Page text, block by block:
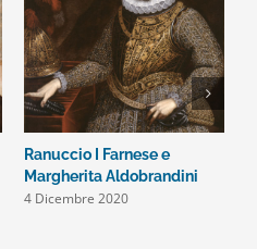
Ranuccio I Farnese e
Margherita Aldobrandini
4 Dicembre 2020